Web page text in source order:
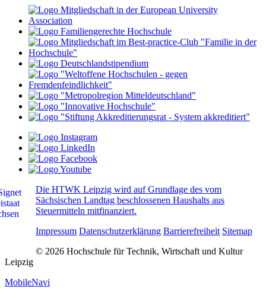
Die HTWK Leipzig wird auf Grundlage des vom
Sächsischen Landtag beschlossenen Haushalts aus
Steuermitteln mitfinanziert.
Impressum Datenschutzerklärung Barrierefreiheit Sitemap
© 2026 Hochschule für Technik, Wirtschaft und Kultur
Leipzig
MobileNavi